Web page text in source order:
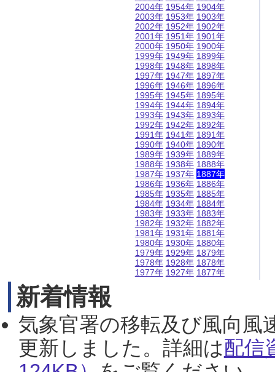
2004年
2003年
2002年
2001年
2000年
1999年
1998年
1997年
1996年
1995年
1994年
1993年
1992年
1991年
1990年
1989年
1988年
1987年
1986年
1985年
1984年
1983年
1982年
1981年
1980年
1979年
1978年
1977年
1954年
1953年
1952年
1951年
1950年
1949年
1948年
1947年
1946年
1945年
1944年
1943年
1942年
1941年
1940年
1939年
1938年
1937年
1936年
1935年
1934年
1933年
1932年
1931年
1930年
1929年
1928年
1927年
1904年
1903年
1902年
1901年
1900年
1899年
1898年
1897年
1896年
1895年
1894年
1893年
1892年
1891年
1890年
1889年
1888年
1887年
1886年
1885年
1884年
1883年
1882年
1881年
1880年
1879年
1878年
1877年
新着情報
気象官署の移転及び風向風
更新しました。詳細は配信